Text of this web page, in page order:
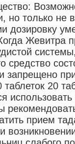
но только не
дозировку
Жевитра
средство
запрещено
20
прием